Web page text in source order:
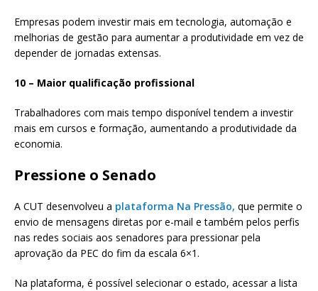
Empresas podem investir mais em tecnologia, automação e
melhorias de gestão para aumentar a produtividade em vez de
depender de jornadas extensas.
10 – Maior qualificação profissional
Trabalhadores com mais tempo disponível tendem a investir
mais em cursos e formação, aumentando a produtividade da
economia.
Pressione o Senado
A CUT desenvolveu a plataforma Na Pressão, que permite o
envio de mensagens diretas por e-mail e também pelos perfis
nas redes sociais aos senadores para pressionar pela
aprovação da PEC do fim da escala 6×1.
Na plataforma, é possível selecionar o estado, acessar a lista